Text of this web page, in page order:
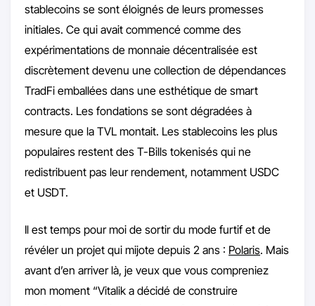
stablecoins se sont éloignés de leurs promesses
initiales. Ce qui avait commencé comme des
expérimentations de monnaie décentralisée est
discrètement devenu une collection de dépendances
TradFi emballées dans une esthétique de smart
contracts. Les fondations se sont dégradées à
mesure que la TVL montait. Les stablecoins les plus
populaires restent des T-Bills tokenisés qui ne
redistribuent pas leur rendement, notamment USDC
et USDT.
Il est temps pour moi de sortir du mode furtif et de
révéler un projet qui mijote depuis 2 ans : Polaris. Mais
avant d’en arriver là, je veux que vous compreniez
mon moment “Vitalik a décidé de construire